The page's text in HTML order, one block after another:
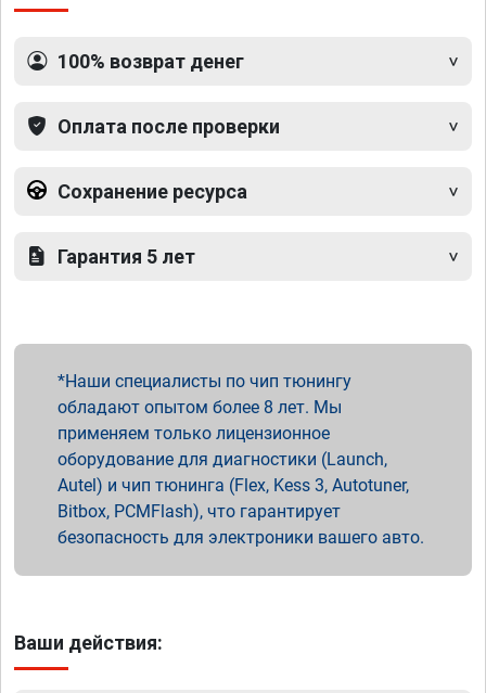
100% возврат денег
Оплата после проверки
Сохранение ресурса
Гарантия 5 лет
Наши специалисты по чип тюнингу
обладают опытом более 8 лет. Мы
применяем только лицензионное
оборудование для диагностики (Launch,
Autel) и чип тюнинга (Flex, Kess 3, Autotuner,
Bitbox, PCMFlash), что гарантирует
безопасность для электроники вашего авто.
Ваши действия: